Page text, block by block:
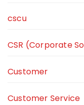
cscu
CSR (Corporate
Customer
Customer Service